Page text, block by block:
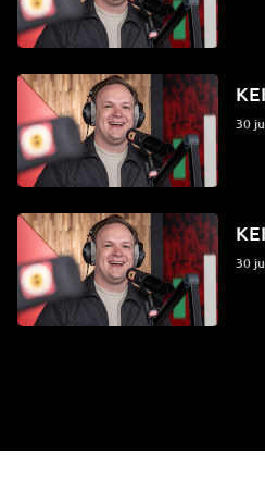
30
30